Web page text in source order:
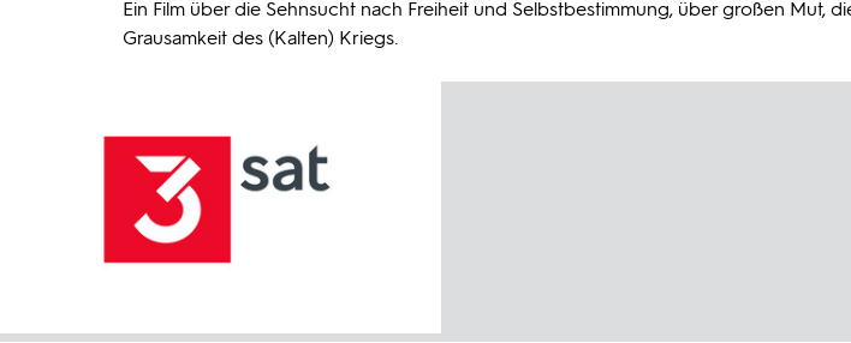
Ein Film über die Sehnsucht nach Freiheit und Selbstbestimmung, über großen Mut,
Grausamkeit des (Kalten) Kriegs.